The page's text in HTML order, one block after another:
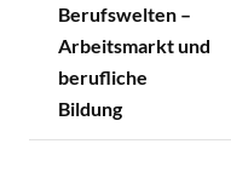
Berufswelten –
Arbeitsmarkt und
berufliche
Bildung